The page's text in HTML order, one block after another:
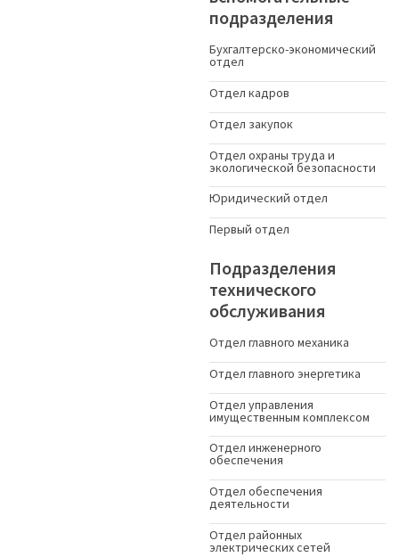
подразделения
Бухгалтерско-экономический
отдел
Отдел кадров
Отдел закупок
Отдел охраны труда и
экологической безопасности
Юридический отдел
Первый отдел
Подразделения
технического
обслуживания
Отдел главного механика
Отдел главного энергетика
Отдел управления
имущественным комплексом
Отдел инженерного
обеспечения
Отдел обеспечения
деятельности
Отдел районных
электрических сетей